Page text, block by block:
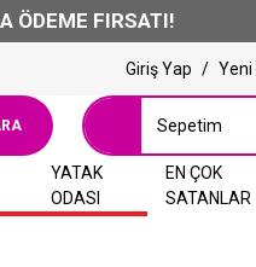
FIRSATI!
Giriş Yap / Yeni
Sepetim
YATAK
ODASI
EN ÇOK
SATANLAR